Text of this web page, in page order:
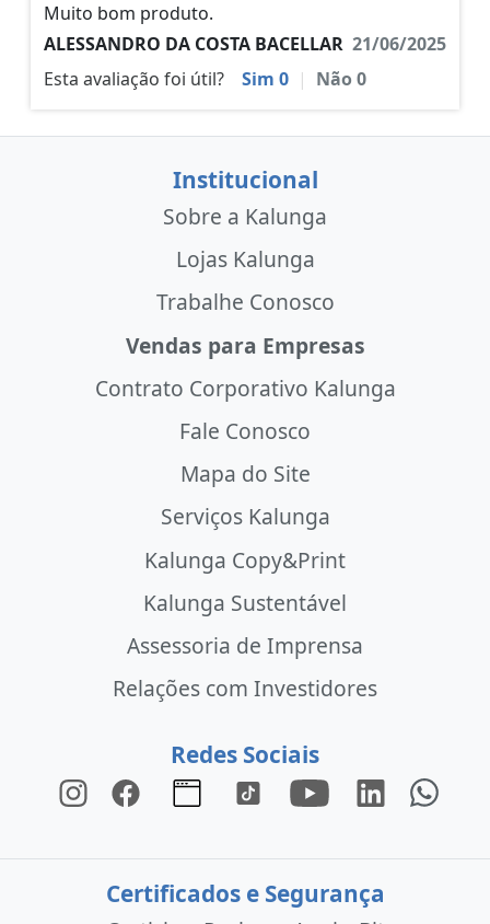
Muito bom produto.
ALESSANDRO DA COSTA BACELLAR 21/06/2025
Esta avaliação foi útil?
Sim 0 | Não0
Institucional
Sobre a Kalunga
Lojas Kalunga
Trabalhe Conosco
Vendas para Empresas
Contrato Corporativo Kalunga
Fale Conosco
Mapa do Site
Serviços Kalunga
Kalunga Copy&Print
Kalunga Sustentável
Assessoria de Imprensa
Relações com Investidores
Redes Sociais
Certificados e Segurança